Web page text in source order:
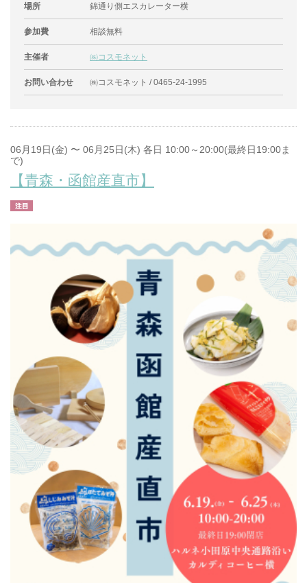
場所 錦通り側エスカレーター横
参加費 相談無料
主催者 ㈱コスモネット
お問い合わせ ㈱コスモネット / 0465-24-1995
06月19日(金) 〜 06月25日(木) 各日 10:00～20:00(最終日19:00ま
で)
【青森・函館産直市】